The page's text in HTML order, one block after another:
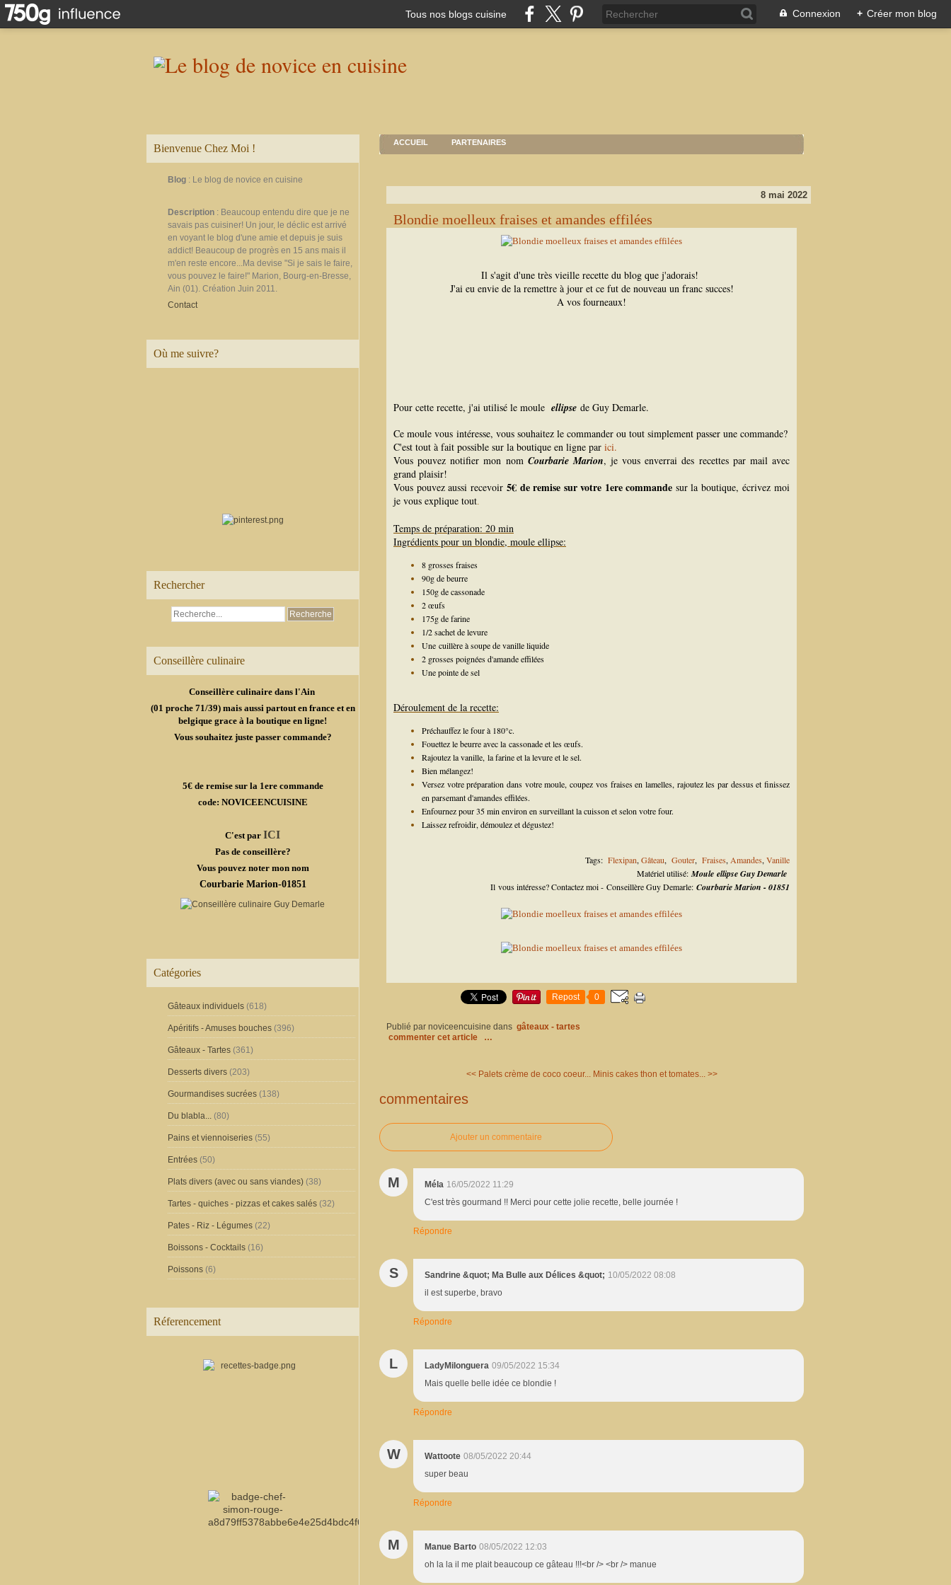
Tous nos blogs cuisine Connexion + Créer mon blog
Bienvenue Chez Moi !
Blog : Le blog de novice en cuisine
Description : Beaucoup entendu dire que je ne
savais pas cuisiner! Un jour, le déclic est arrivé
en voyant le blog d'une amie et depuis je suis
addict! Beaucoup de progrès en 15 ans mais il
m'en reste encore...Ma devise "Si je sais le faire,
vous pouvez le faire!" Marion, Bourg-en-Bresse,
Ain (01). Création Juin 2011.
Contact
Où me suivre?
Rechercher
Conseillère culinaire
Conseillère culinaire dans l'Ain
(01 proche 71/39) mais aussi partout en france et en
belgique grace à la boutique en ligne!
Vous souhaitez juste passer commande?
5€ de remise sur la 1ere commande
code: NOVICEENCUISINE
C'est par ICI
Pas de conseillère?
Vous pouvez noter mon nom
Courbarie Marion-01851
Catégories
Gâteaux individuels (618)
Apéritifs - Amuses bouches (396)
Gâteaux - Tartes (361)
Desserts divers (203)
Gourmandises sucrées (138)
Du blabla... (80)
Pains et viennoiseries (55)
Entrées (50)
Plats divers (avec ou sans viandes) (38)
Tartes - quiches - pizzas et cakes salés (32)
Pates - Riz - Légumes (22)
Boissons - Cocktails (16)
Poissons (6)
Réferencement
ACCUEIL PARTENAIRES
8 mai 2022
Blondie moelleux fraises et amandes effilées
Il s'agit d'une très vieille recette du blog que j'adorais!
J'ai eu envie de la remettre à jour et ce fut de nouveau un franc succes!
A vos fourneaux!
Pour cette recette, j'ai utilisé le moule ellipse de Guy Demarle.
Ce moule vous intéresse, vous souhaitez le commander ou tout simplement passer une commande?
C'est tout à fait possible sur la boutique en ligne par ici.
Vous pouvez notifier mon nom Courbarie Marion, je vous enverrai des recettes par mail avec
grand plaisir!
Vous pouvez aussi recevoir5€ de remise sur votre 1ere commande sur la boutique, écrivez moi
je vous explique tout.
Temps de préparation: 20 min
Ingrédients pour un blondie, moule ellipse:
8 grosses fraises
90g de beurre
150g de cassonade
2 œufs
175g de farine
1/2 sachet de levure
Une cuillère à soupe de vanille liquide
2 grosses poignées d'amande effilées
Une pointe de sel
Déroulement de la recette:
Préchauffez le four à 180°c.
Fouettez le beurre avec la cassonade et les œufs.
Rajoutez la vanille, la farine et la levure et le sel.
Bien mélangez!
Versez votre préparation dans votre moule, coupez vos fraises en lamelles, rajoutez les par dessus et finissez
en parsemant d'amandes effilées.
Enfournez pour 35 min environ en surveillant la cuisson et selon votre four.
Laissez refroidir, démoulez et dégustez!
Tags: Flexipan, Gâteau, Gouter, Fraises, Amandes, Vanille
Matériel utilisé: Moule ellipse Guy Demarle
Il vous intéresse? Contactez moi - Conseillère Guy Demarle: Courbarie Marion - 01851
Repost 0
Publié par noviceencuisine dans gâteaux - tartes
commenter cet article
…
<< Palets crème de coco coeur... Minis cakes thon et tomates... >>
commentaires
Ajouter un commentaire
M Méla 16/05/2022 11:29
C'est très gourmand !! Merci pour cette jolie recette, belle journée !
Répondre
S Sandrine &quot; Ma Bulle aux Délices &quot; 10/05/2022 08:08
il est superbe, bravo
Répondre
L LadyMilonguera 09/05/2022 15:34
Mais quelle belle idée ce blondie !
Répondre
W Wattoote 08/05/2022 20:44
super beau
Répondre
M Manue Barto 08/05/2022 12:03
oh la la il me plait beaucoup ce gâteau !!!<br /> <br /> manue